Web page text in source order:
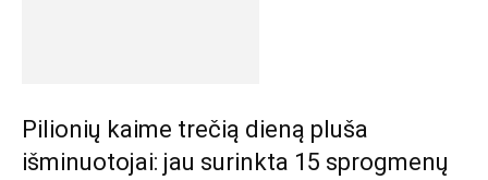
Pilionių kaime trečią dieną pluša
išminuotojai: jau surinkta 15 sprogmenų